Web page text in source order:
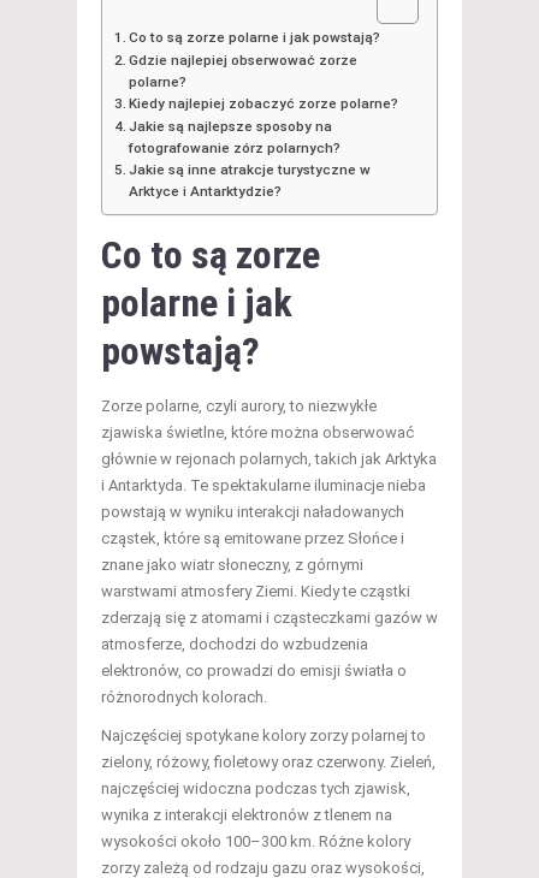
Co to są zorze polarne i jak powstają?
Gdzie najlepiej obserwować zorze
polarne?
Kiedy najlepiej zobaczyć zorze polarne?
Jakie są najlepsze sposoby na
fotografowanie zórz polarnych?
Jakie są inne atrakcje turystyczne w
Arktyce i Antarktydzie?
Co to są zorze
polarne i jak
powstają?
Zorze polarne, czyli aurory, to niezwykłe
zjawiska świetlne, które można obserwować
głównie w rejonach polarnych, takich jak Arktyka
i Antarktyda. Te spektakularne iluminacje nieba
powstają w wyniku interakcji naładowanych
cząstek, które są emitowane przez Słońce i
znane jako wiatr słoneczny, z górnymi
warstwami atmosfery Ziemi. Kiedy te cząstki
zderzają się z atomami i cząsteczkami gazów w
atmosferze, dochodzi do wzbudzenia
elektronów, co prowadzi do emisji światła o
różnorodnych kolorach.
Najczęściej spotykane kolory zorzy polarnej to
zielony, różowy, fioletowy oraz czerwony. Zieleń,
najczęściej widoczna podczas tych zjawisk,
wynika z interakcji elektronów z tlenem na
wysokości około 100–300 km. Różne kolory
zorzy zależą od rodzaju gazu oraz wysokości,